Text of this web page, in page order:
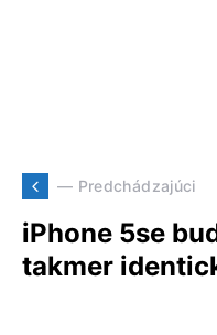
— Predchádzajúci
iPhone 5se
takmer